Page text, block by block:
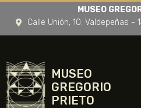
MUSEO
Calle Unión, 10. Valdepeñas -
MUSEO
GREGORIO
PRIETO